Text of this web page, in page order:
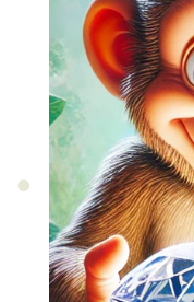
Zakorači
šum
Vreme je
a tajne
što